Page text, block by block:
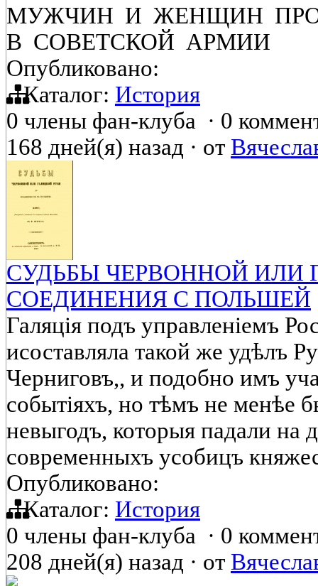
МУЖЧИН И ЖЕНЩИН
В СОВЕТСКОЙ АРМИИ
Опубликовано:
Каталог: История
0 члены фан-клуба · 0
168 дней(я) назад · от
СУДЬБЫ ЧЕРВОННОЙ ИЛИ
СОЕДИНЕНИЯ С ПОЛЬШЕЙ
Галяція подъ управленіемъ
исоставляла такой же удѣлъ
Черниговъ,, и подобно имъ
событіяхъ, но тѣмъ не менѣе
невыгодъ, которыя падали на
современныхъ усобицъ
Опубликовано:
Каталог: История
0 члены фан-клуба · 0
208 дней(я) назад · от